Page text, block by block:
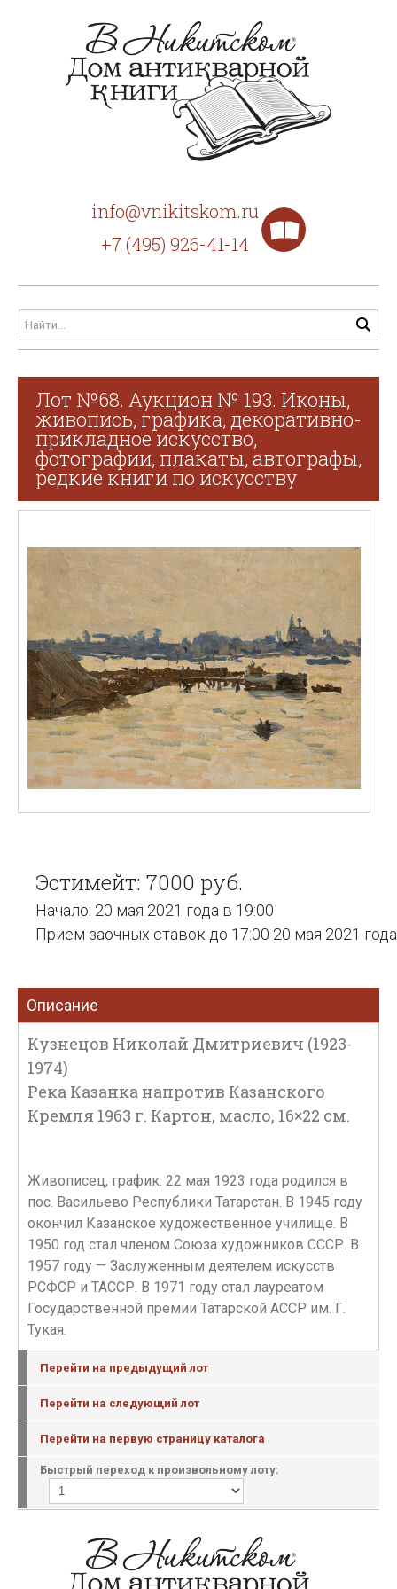
info@vnikitskom.ru
+7 (495) 926-41-14
Лот №68. Аукцион № 193. Иконы,
живопись, графика, декоративно-
прикладное искусство,
фотографии, плакаты, автографы,
редкие книги по искусству
Эстимейт: 7000 руб.
Начало: 20 мая 2021 года в 19:00
Прием заочных ставок до 17:00 20 мая 2021 года
Описание
Кузнецов Николай Дмитриевич (1923-
1974)
Река Казанка напротив Казанского
Кремля 1963 г. Картон, масло, 16×22 см.
Живописец, график. 22 мая 1923 года родился в
пос. Васильево Республики Татарстан. В 1945 году
окончил Казанское художественное училище. В
1950 год стал членом Союза художников СССР. В
1957 году — Заслуженным деятелем искусств
РСФСР и ТАССР. В 1971 году стал лауреатом
Государственной премии Татарской АССР им. Г.
Тукая.
Перейти на предыдущий лот
Перейти на следующий лот
Перейти на первую страницу каталога
Быстрый переход к произвольному лоту: